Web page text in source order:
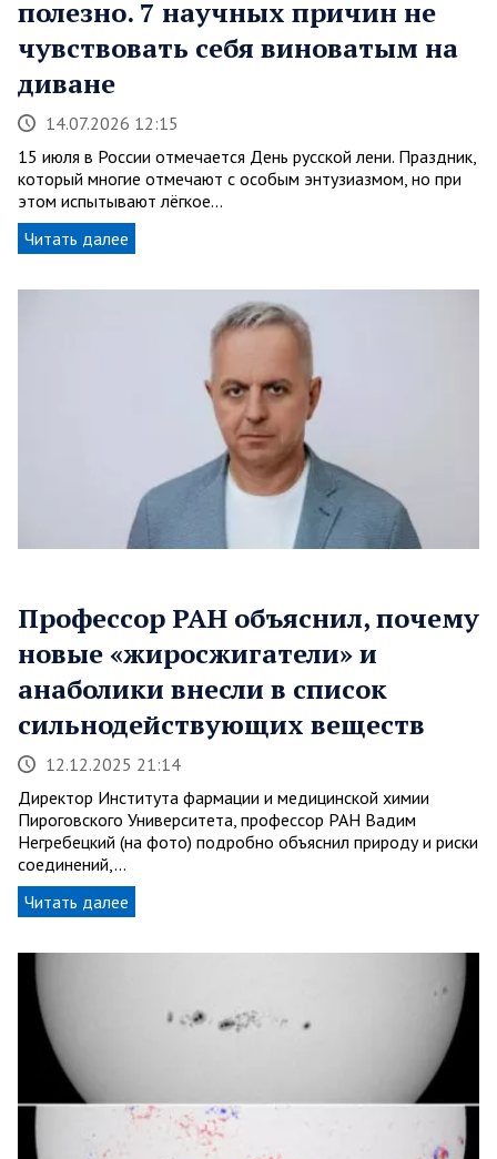
полезно. 7 научных причин не
чувствовать себя виноватым на
диване
14.07.2026 12:15
15 июля в России отмечается День русской лени. Праздник,
который многие отмечают с особым энтузиазмом, но при
этом испытывают лёгкое…
Читать далее
Профессор РАН объяснил, почему
новые «жиросжигатели» и
анаболики внесли в список
сильнодействующих веществ
12.12.2025 21:14
Директор Института фармации и медицинской химии
Пироговского Университета, профессор РАН Вадим
Негребецкий (на фото) подробно объяснил природу и риски
соединений,…
Читать далее